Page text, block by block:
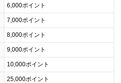
6,000ポイント
7,000ポイント
8,000ポイント
9,000ポイント
10,000ポイント
25,000ポイント